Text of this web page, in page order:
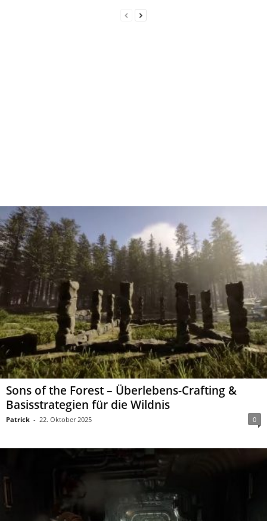
Sons of the Forest – Überlebens-Crafting &
Basisstrategien für die Wildnis
Patrick - 22. Oktober 2025 0